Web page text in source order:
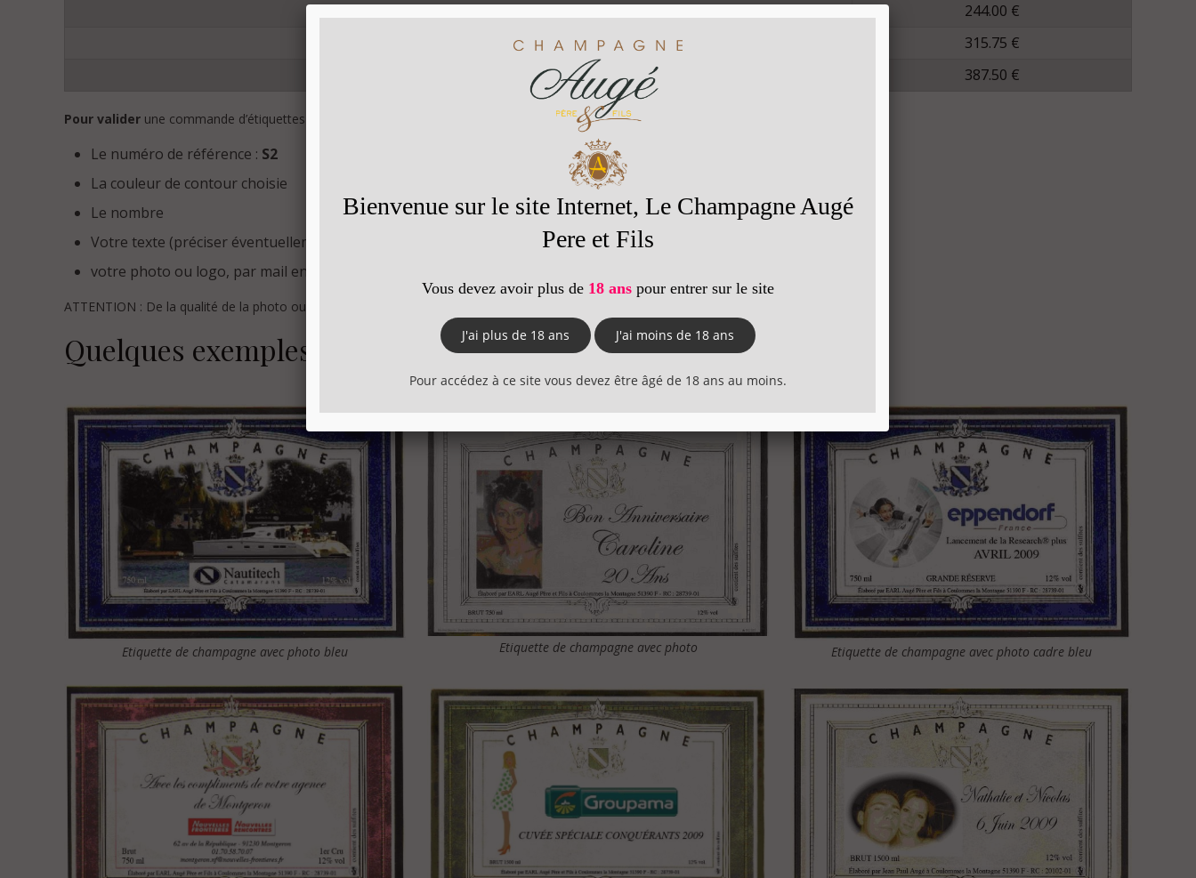
300
244.00 €
315.75 €
387.50 €
Pour valider une commande d’étiquettes spéciales S2, envoyer par mail :
Le numéro de référence : S2
La couleur de contour choisie
Le nombre
Votre texte (préciser éventuellement la police de caractère souhaitée)
votre photo ou logo, par mail en fichier JPEG de préférence
ATTENTION : De la qualité de la photo ou du logo dépendra la qualité de l’impression de l’étiquette.
Quelques exemples :
Etiquette de champagne avec photo bleu Etiquette de champagne avec photo Etiquette de champagne avec photo cadre bleu